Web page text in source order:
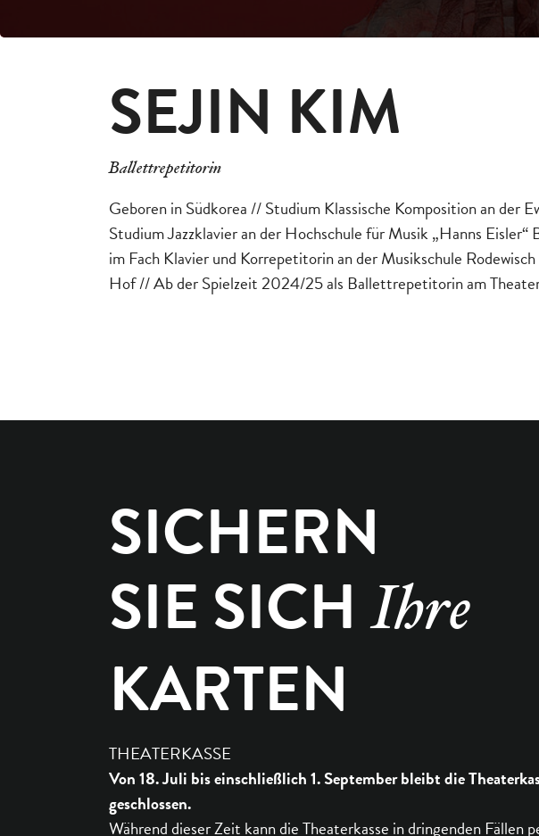
SEJIN KIM
Ballettrepetitorin
Geboren in Südkorea // Studium Klassische Komposition an der
Studium Jazzklavier an der Hochschule für Musik „Hanns
im Fach Klavier und Korrepetitorin an der Musikschule
Hof // Ab der Spielzeit 2024/25 als Ballettrepetitorin am
SICHERN
SIE SICHIhre
KARTEN
THEATERKASSE
Von 18. Juli bis einschließlich 1. September bleibt die
geschlossen.
Während dieser Zeit kann die Theaterkasse in dringenden Fällen